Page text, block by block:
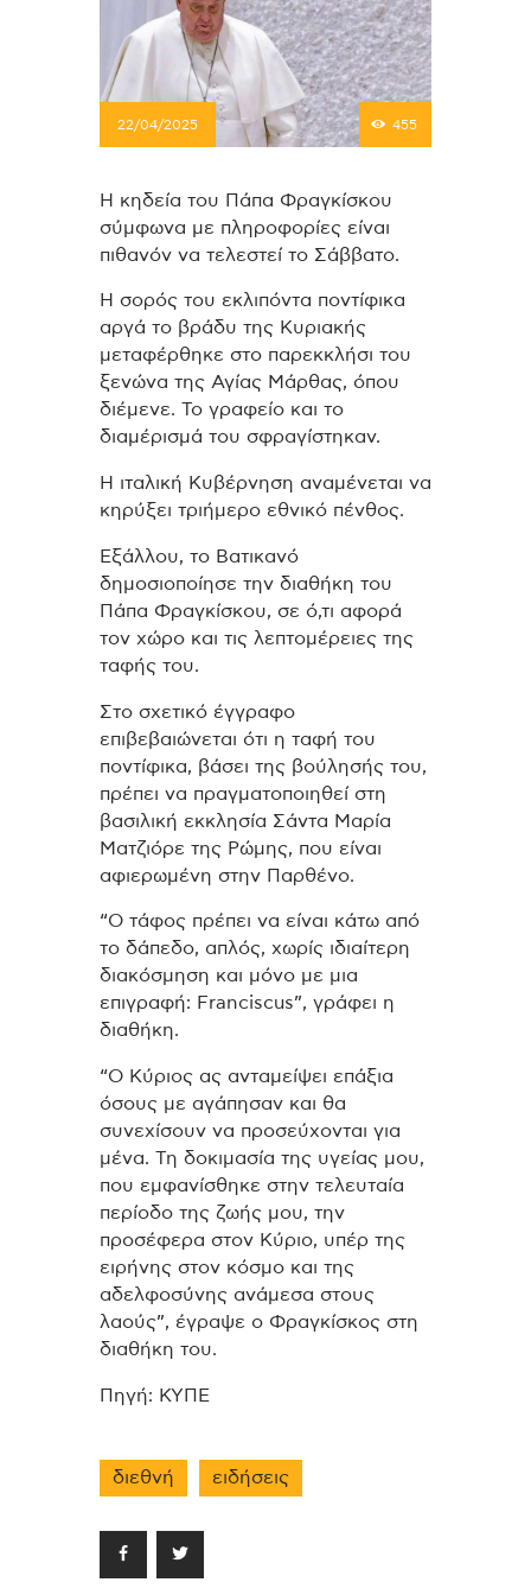
22/04/2025 455
Η κηδεία του Πάπα Φραγκίσκου
σύμφωνα με πληροφορίες είναι
πιθανόν να τελεστεί το Σάββατο.
Η σορός του εκλιπόντα ποντίφικα
αργά το βράδυ της Κυριακής
μεταφέρθηκε στο παρεκκλήσι του
ξενώνα της Αγίας Μάρθας, όπου
διέμενε. Το γραφείο και το
διαμέρισμά του σφραγίστηκαν.
Η ιταλική Kυβέρνηση αναμένεται να
κηρύξει τριήμερο εθνικό πένθος.
Εξάλλου, το Βατικανό
δημοσιοποίησε την διαθήκη του
Πάπα Φραγκίσκου, σε ό,τι αφορά
τον χώρο και τις λεπτομέρειες της
ταφής του.
Στο σχετικό έγγραφο
επιβεβαιώνεται ότι η ταφή του
ποντίφικα, βάσει της βούλησής του,
πρέπει να πραγματοποιηθεί στη
βασιλική εκκλησία Σάντα Μαρία
Ματζιόρε της Ρώμης, που είναι
αφιερωμένη στην Παρθένο.
“Ο τάφος πρέπει να είναι κάτω από
το δάπεδο, απλός, χωρίς ιδιαίτερη
διακόσμηση και μόνο με μια
επιγραφή: Franciscus”, γράφει η
διαθήκη.
“Ο Κύριος ας ανταμείψει επάξια
όσους με αγάπησαν και θα
συνεχίσουν να προσεύχονται για
μένα. Τη δοκιμασία της υγείας μου,
που εμφανίσθηκε στην τελευταία
περίοδο της ζωής μου, την
προσέφερα στον Κύριο, υπέρ της
ειρήνης στον κόσμο και της
αδελφοσύνης ανάμεσα στους
λαούς”, έγραψε ο Φραγκίσκος στη
διαθήκη του.
Πηγή: ΚΥΠΕ
διεθνή ειδήσεις